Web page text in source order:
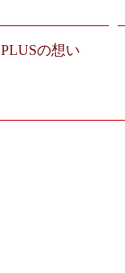
PLUSの想い